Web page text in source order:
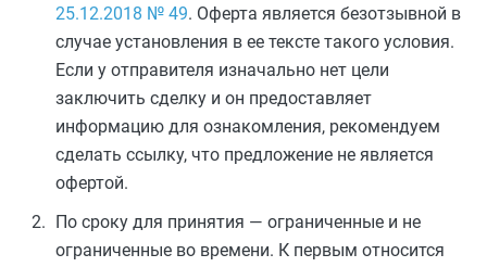
25.12.2018 № 49. Оферта является безотзывной в
случае установления в ее тексте такого условия.
Если у отправителя изначально нет цели
заключить сделку и он предоставляет
информацию для ознакомления, рекомендуем
сделать ссылку, что предложение не является
офертой.
По сроку для принятия — ограниченные и не
ограниченные во времени. К первым относится